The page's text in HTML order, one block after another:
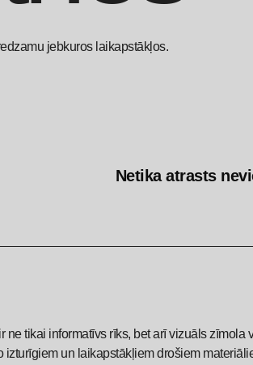
jebkuros laikapstākļos.
Netika atrasts
ne tikai informatīvs rīks, bet arī vizuāls
izturīgiem un laikapstākļiem drošiem